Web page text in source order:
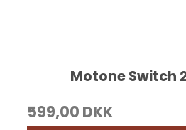
Motone Switch
599,00 DKK